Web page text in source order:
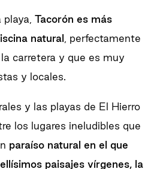
Tacorón es más
natural
, perfectamente
carretera y que es muy
y locales.
y las playas de El Hierro
los lugares ineludibles que
paraíso natural en el que
paisajes vírgenes, la